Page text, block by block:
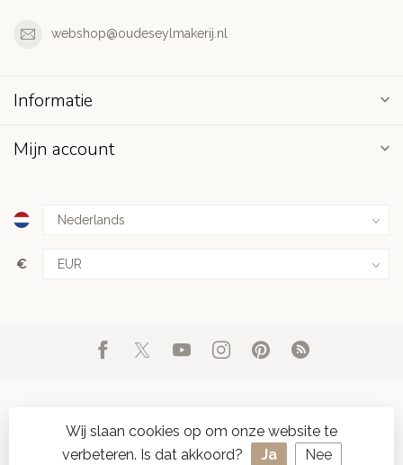
webshop@oudeseylmakerij.nl
Informatie
Mijn account
€
© Copyright 2026 d'Oude Seylmakerij- Powered by Lightspeed
Wij slaan cookies op om onze website te
verbeteren. Is dat akkoord?
Ja Nee